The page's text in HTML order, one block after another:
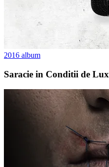
2016 album
Saracie in Conditii de Lux